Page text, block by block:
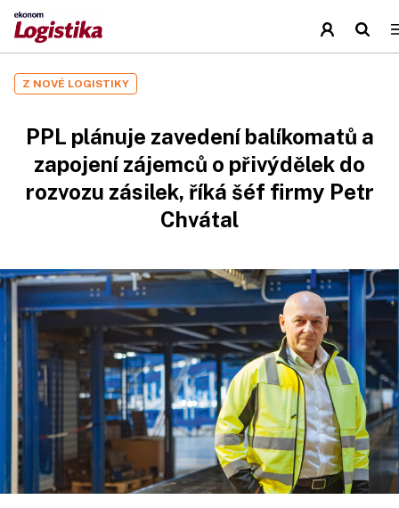
Z NOVÉ LOGISTIKY
PPL plánuje zavedení balíkomatů a
zapojení zájemců o přivýdělek do
rozvozu zásilek, říká šéf firmy Petr
Chvátal